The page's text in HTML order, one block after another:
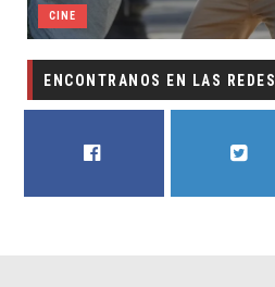
CINE
ENCONTRANOS EN LAS REDES